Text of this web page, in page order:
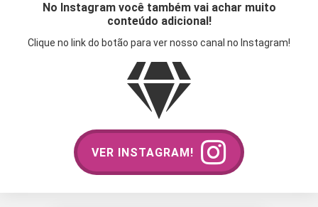
No Instagram você também vai achar muito
conteúdo adicional!
Clique no link do botão para ver nosso canal no Instagram!
VER INSTAGRAM!